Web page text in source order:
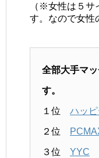
（※女性は５サ
す。なので女性
全部大手マ
す。
１位 ハッ
２位
３位 YYC